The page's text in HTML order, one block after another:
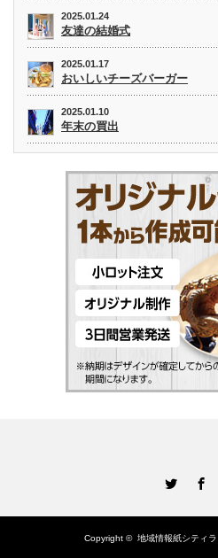
2025.01.24
友達の結婚式
2025.01.17
おいしいチーズバーガー
2025.01.10
年末の買出
Copyright © 地域情報紙シティラ